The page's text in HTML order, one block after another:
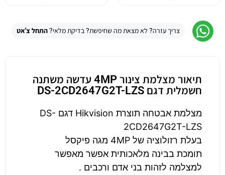
צריך עזרה? לא מצאת מה שחיפשת? בדיקת מלאי?התחל צ'אט
תיאור מצלמת צינור 4MP עדשה משתנה
חשמלית דגם DS-2CD2647G2T-LZS
מצלמת אבטחה תוצרת Hikvision דגם DS-
2CD2647G2T-LZS
בעלת רזולוציה של 4MP מגה פיקסל
תומכת בבינה מלאכותית אפשר מאפשר
למצלמה לזהות בני אדם ורכבים .